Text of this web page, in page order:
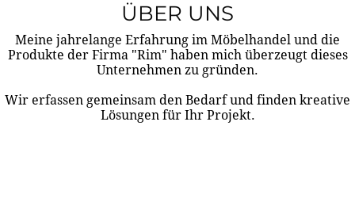
ÜBER UNS
Meine jahrelange Erfahrung im Möbelhandel und die
Produkte der Firma "Rim" haben mich überzeugt dieses
Unternehmen zu gründen.
Wir erfassen gemeinsam den Bedarf und finden kreative
Lösungen für Ihr Projekt.